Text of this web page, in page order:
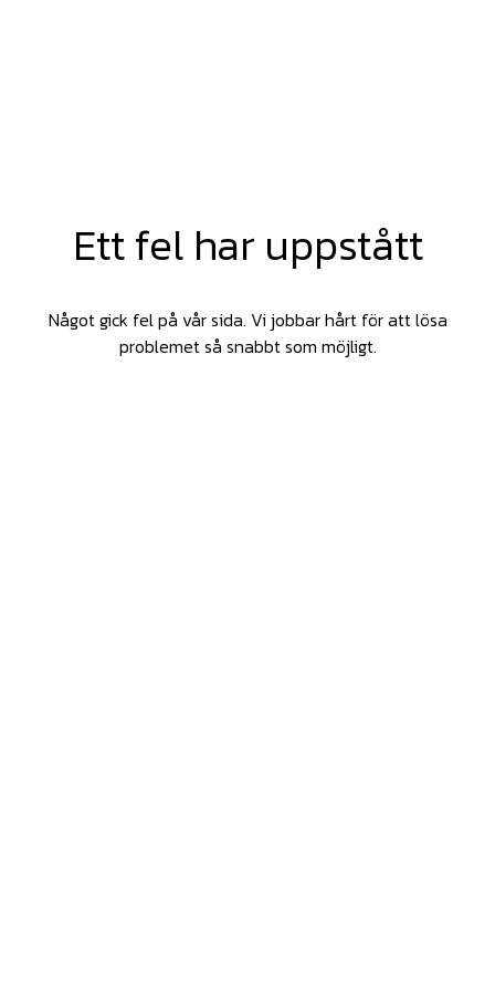
Ett fel har uppstått
Något gick fel på vår sida. Vi jobbar hårt för att lösa
problemet så snabbt som möjligt.